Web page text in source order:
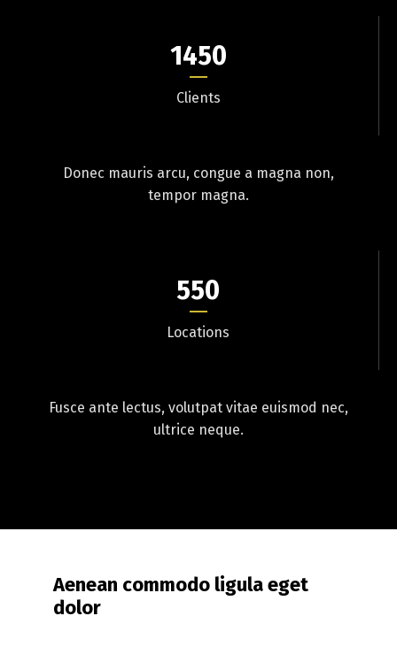
1450
Clients
Donec mauris arcu, congue a magna non,
tempor magna.
550
Locations
Fusce ante lectus, volutpat vitae euismod nec,
ultrice neque.
Aenean commodo ligula eget
dolor